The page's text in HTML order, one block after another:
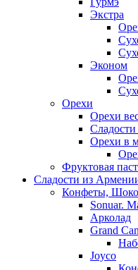
Экстра
Эконом
Орехи
Орехи
Орехи в
Фруктовая
Сладости из
Конфеты,
Sonuar.
Арколад
Grand
Joyco